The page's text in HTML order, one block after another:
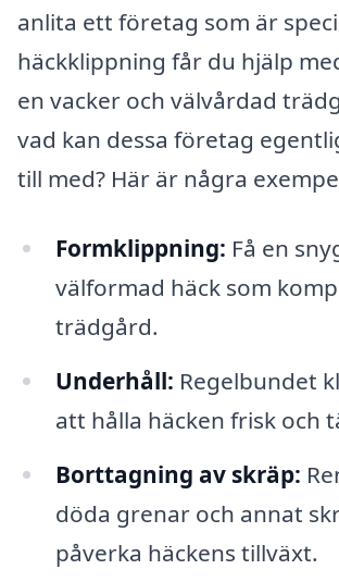
anlita ett företag som är
häckklippning får du hjälp
en vacker och välvårdad
vad kan dessa företag
till med? Här är några
Formklippning: Få en
välformad häck som
trädgård.
Underhåll: Regelbundet
att hålla häcken frisk och
Borttagning av skräp:
döda grenar och annat
påverka häckens tillväxt.